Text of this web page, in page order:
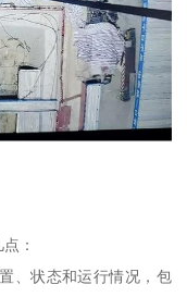
：
、状态和运行情况，包